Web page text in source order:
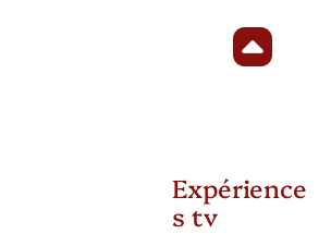
Expérience
s tv